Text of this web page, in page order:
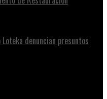
denuncian presuntos